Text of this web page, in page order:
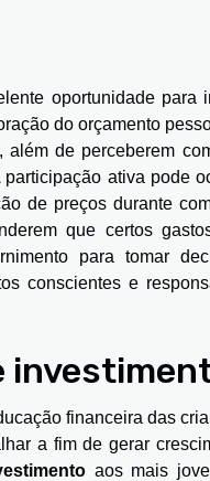
oportunidade para
do orçamento
além de perceberem
ativa pode
de preços durante
que certos
para tomar
conscientes e
financeira das
a fim de gerar
aos mais